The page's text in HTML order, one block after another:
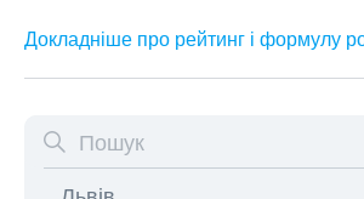
Докладніше про рейтинг і формулу